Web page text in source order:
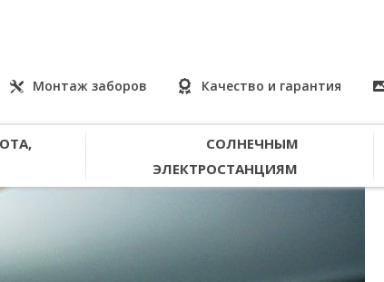
Монтаж заборов Качество и гарантия
СОЛНЕЧНЫМ
ЭЛЕКТРОСТАНЦИЯМ